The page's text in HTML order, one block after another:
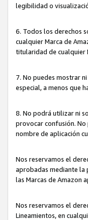
legibilidad o
6. Todos los derechos
cualquier Marca de
titularidad de cualquier
7. No puedes mostrar
especial, a menos que
8. No podrá utilizar ni
provocar confusión. No
nombre de aplicación
Nos reservamos el
aprobadas mediante la
las Marcas de Amazon
Nos reservamos el
Lineamientos, en